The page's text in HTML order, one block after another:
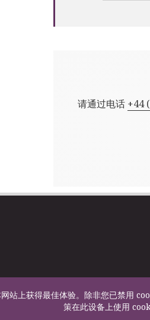
请通过电话 +44
站上获得最佳体验。除非您已禁用
策在此设备上使用